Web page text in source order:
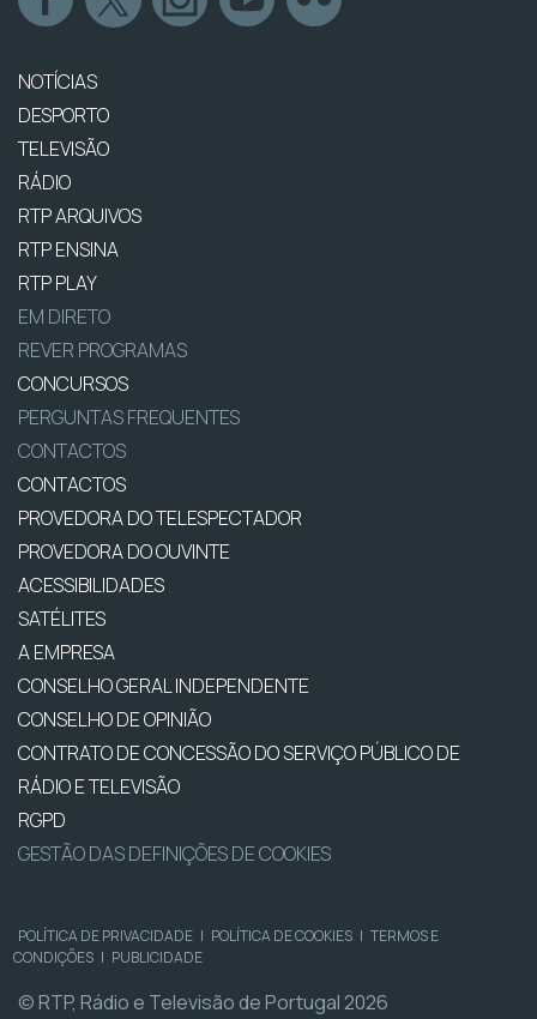
NOTÍCIAS
DESPORTO
TELEVISÃO
RÁDIO
RTP ARQUIVOS
RTP ENSINA
RTP PLAY
EM DIRETO
REVER PROGRAMAS
CONCURSOS
PERGUNTAS FREQUENTES
CONTACTOS
CONTACTOS
PROVEDORA DO TELESPECTADOR
PROVEDORA DO OUVINTE
ACESSIBILIDADES
SATÉLITES
A EMPRESA
CONSELHO GERAL INDEPENDENTE
CONSELHO DE OPINIÃO
CONTRATO DE CONCESSÃO DO SERVIÇO PÚBLICO DE
RÁDIO E TELEVISÃO
RGPD
GESTÃO DAS DEFINIÇÕES DE COOKIES
POLÍTICA DE PRIVACIDADE | POLÍTICA DE COOKIES | TERMOS E
CONDIÇÕES | PUBLICIDADE
© RTP, Rádio e Televisão de Portugal 2026